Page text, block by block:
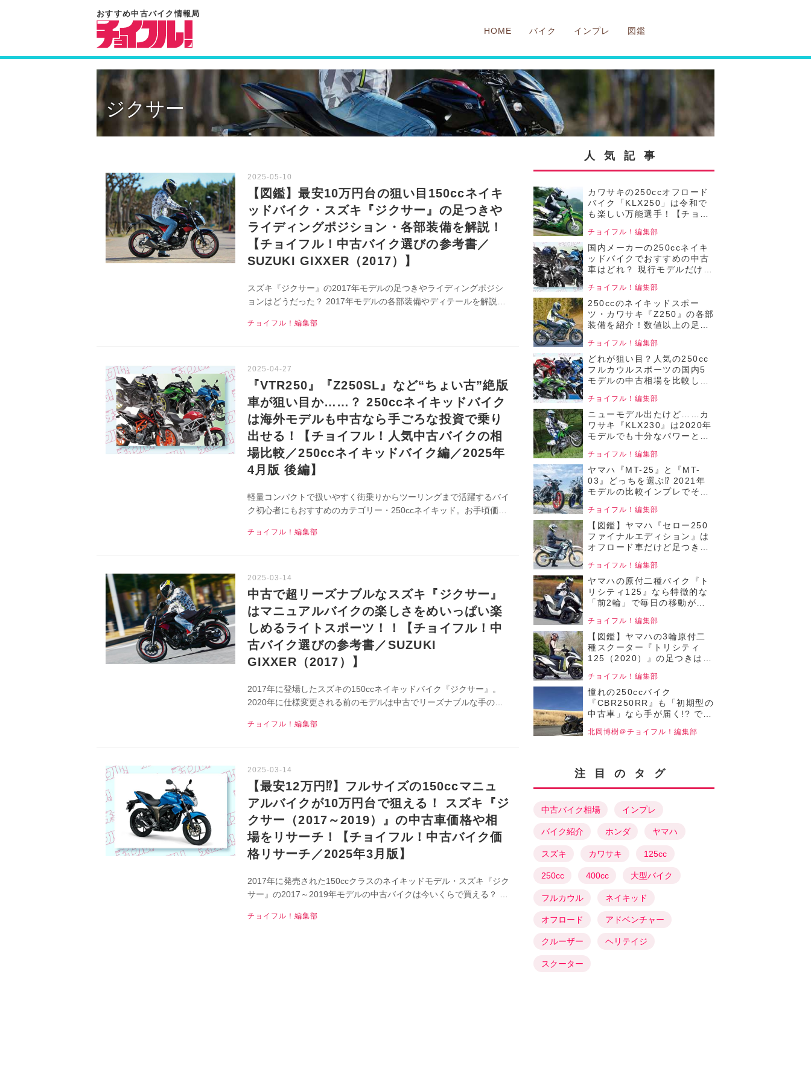
HOME バイク インプレ 図鑑
ジクサー
【図鑑】最安10万円台の狙い目150ccネイキ
ッドバイク・スズキ『ジクサー』の足つきや
ライディングポジション・各部装備を解説！
【チョイフル！中古バイク選びの参考書／
SUZUKI GIXXER（2017）】
スズキ『ジクサー』の2017年モデルの足つきやライディングポジシ
ョンはどうだった？ 2017年モデルの各部装備やディテールを解説し
式Ｘ（旧Twitter）はこちら！
チョイフル！編集部
『VTR250』『Z250SL』など“ちょい古”絶版
車が狙い目か……？ 250ccネイキッドバイク
は海外モデルも中古なら手ごろな投資で乗り
出せる！【チョイフル！人気中古バイクの相
場比較／250ccネイキッドバイク編／2025年
4月版 後編】
軽量コンパクトで扱いやすく街乗りからツーリングまで活躍するバイ
ク初心者にもおすすめのカテゴリー・250ccネイキッド。お手頃価格
い目かも⁉▶▶▶『チョイフル！』の公式Ｘ（旧Twitter）はこちら！
チョイフル！編集部
中古で超リーズナブルなスズキ『ジクサー』
はマニュアルバイクの楽しさをめいっぱい楽
しめるライトスポーツ！！【チョイフル！中
古バイク選びの参考書／SUZUKI
GIXXER（2017）】
2017年に登場したスズキの150ccネイキッドバイク『ジクサー』。
2020年に仕様変更される前のモデルは中古でリーズナブルな手の届
イク！
チョイフル！編集部
【最安12万円⁉】フルサイズの150ccマニュ
アルバイクが10万円台で狙える！ スズキ『ジ
クサー（2017～2019）』の中古車価格や相
場をリサーチ！【チョイフル！中古バイク価
格リサーチ／2025年3月版】
2017年に発売された150ccクラスのネイキッドモデル・スズキ『ジク
サー』の2017～2019年モデルの中古バイクは今いくらで買える？ 中
チョイフル！編集部
人気記事
カワサキの250ccオフロード
バイク「KLX250」は令和で
も楽しい万能選手！【チョイ
書／Kawasaki
KLX250（2008～2016）】
チョイフル！編集部
国内メーカーの250ccネイキ
ッドバイクでおすすめの中古
車はどれ？ 現行モデルだけど
価格をまとめて比較！【チョ
イフル！人気中古バイクの相
場比較／250ccネイキッドバ
イク編／2025年4月版 前編】
チョイフル！編集部
250ccのネイキッドスポー
ツ・カワサキ『Z250』の各部
装備を紹介！数値以上の足つ
中古バイク選びの参考書／
KAWASAKI Z250（2019）】
チョイフル！編集部
どれが狙い目？人気の250cc
フルカウルスポーツの国内5
モデルの中古相場を比較して
古バイクの相場比較 250ccフ
ルカウルバイク編／2025年2
月版】
チョイフル！編集部
ニューモデル出たけど……カ
ワサキ『KLX230』は2020年
モデルでも十分なパワーと足
で本格的なオフロード走行が
楽しめる！【チョイフル！中
古バイク選びの参考書／
KAWASAKI KLX230】
チョイフル！編集部
ヤマハ『MT-25』と『MT-
03』どっちを選ぶ⁉ 2021年
モデルの比較インプレでそれ
【チョイフル！中古バイク選
びの参考書／YAMAHA MT-
25 ABS / MT-03
ABS（2021）】
チョイフル！編集部
【図鑑】ヤマハ『セロー250
ファイナルエディション』は
オフロード車だけど足つき性
する成熟した各部装備も魅
力！【チョイフル！中古バイ
ク選びの参考書／YAMAHA
SERROW Final
チョイフル！編集部
ヤマハの原付二種バイク『ト
リシティ125』なら特徴的な
「前2輪」で毎日の移動が安
中古バイク選びの参考書／
YAMAHA
TRICITY125（2020）】
チョイフル！編集部
【図鑑】ヤマハの3輪原付二
種スクーター『トリシティ
125（2020）』の足つきは？
【チョイフル！中古バイク選
びの参考書／YAMAHA
TRICITY125（2020）】
チョイフル！編集部
憧れの250ccバイク
『CBR250RR』も「初期型の
中古車」なら手が届く!? でも
うなんだ？ 【チョイフル！中
CBR250RR（2018）前編 】
北岡博樹＠チョイフル！編集部
注目のタグ
中古バイク相場 インプレ
バイク紹介 ホンダ ヤマハ
スズキ カワサキ 125cc
250cc 400cc 大型バイク
フルカウル ネイキッド
オフロード アドベンチャー
クルーザー ヘリテイジ
スクーター